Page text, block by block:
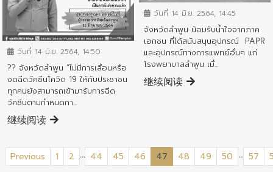
ข่าวประชาสัมพันธ์
วันที่ 14 มิ.ย. 2564, 14:50
?? จังหวัดลำพูน “ไม่มีการเลื่อนหรือ
งดฉีดวัคซีนโควิด 19 ให้กับประชาชน
ทุกคนยังสามารถเข้ามารับการฉีด
วัคซีนตามกำหนดกา...
继续阅读
วันที่ 14 มิ.ย. 2564, 14:45
จังหวัดลำพูน น้อมรับน้ำใจจากภาค
เอกชน ที่ได้สนับสนุนอุปกรณ์ PAPR
และอุปกรณ์ทางการแพทย์อื่นๆ แก่
โรงพยาบาลลำพูน เมื่...
继续阅读
Previous 1 2 ... 44 45 46 47 (current)
48 49 50 ... 57